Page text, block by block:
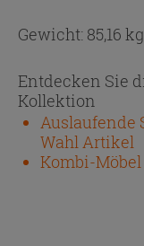
Gewicht: 85,16 kg
Entdecken Sie
Kollektion
Auslaufende
Wahl Artikel
Kombi-Möbel